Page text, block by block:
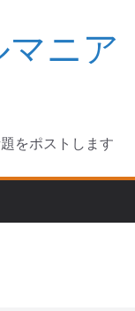
ニア
をポストします